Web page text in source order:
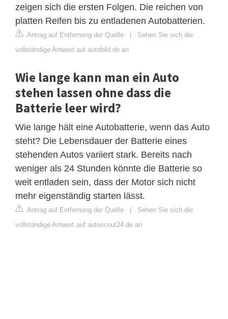
zeigen sich die ersten Folgen. Die reichen von
platten Reifen bis zu entladenen Autobatterien.
Antrag auf Entfernung der Quelle | Sehen Sie sich die
vollständige Antwort auf autobild.de an
Wie lange kann man ein Auto
stehen lassen ohne dass die
Batterie leer wird?
Wie lange hält eine Autobatterie, wenn das Auto
steht? Die Lebensdauer der Batterie eines
stehenden Autos variiert stark. Bereits nach
weniger als 24 Stunden könnte die Batterie so
weit entladen sein, dass der Motor sich nicht
mehr eigenständig starten lässt.
Antrag auf Entfernung der Quelle | Sehen Sie sich die
vollständige Antwort auf autoscout24.de an